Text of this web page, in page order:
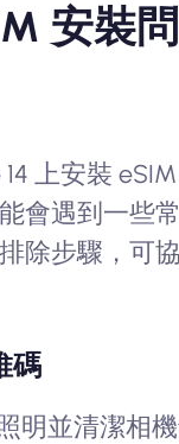
安裝
上安裝
會遇到一些
除步驟，可
碼
明並清潔相